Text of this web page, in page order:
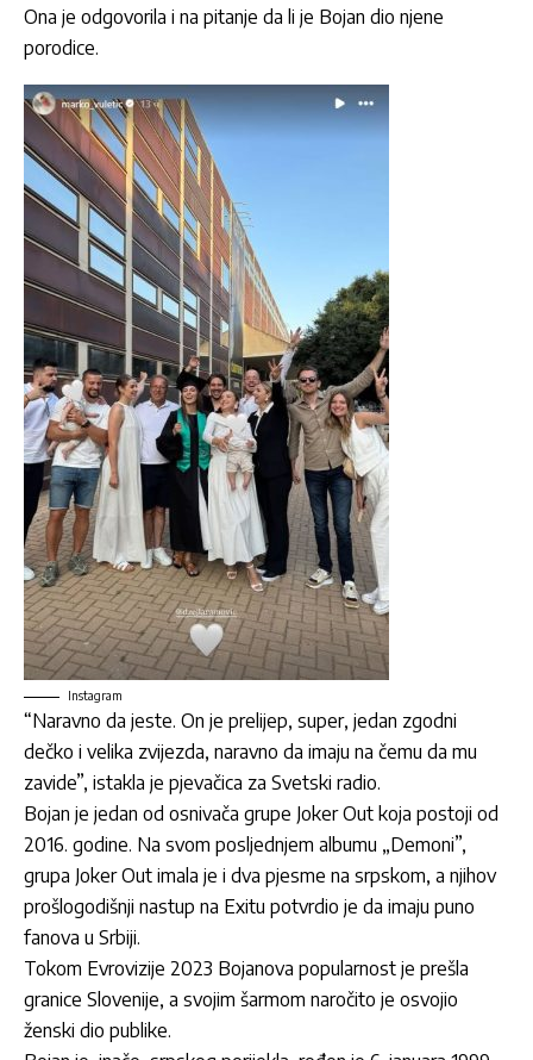
Ona je odgovorila i na pitanje da li je Bojan dio njene
porodice.
Instagram
“Naravno da jeste. On je prelijep, super, jedan zgodni
dečko i velika zvijezda, naravno da imaju na čemu da mu
zavide”, istakla je pjevačica za Svetski radio.
Bojan je jedan od osnivača grupe Joker Out koja postoji od
2016. godine. Na svom posljednjem albumu „Demoni”,
grupa Joker Out imala je i dva pjesme na srpskom, a njihov
prošlogodišnji nastup na Exitu potvrdio je da imaju puno
fanova u Srbiji.
Tokom Evrovizije 2023 Bojanova popularnost je prešla
granice Slovenije, a svojim šarmom naročito je osvojio
ženski dio publike.